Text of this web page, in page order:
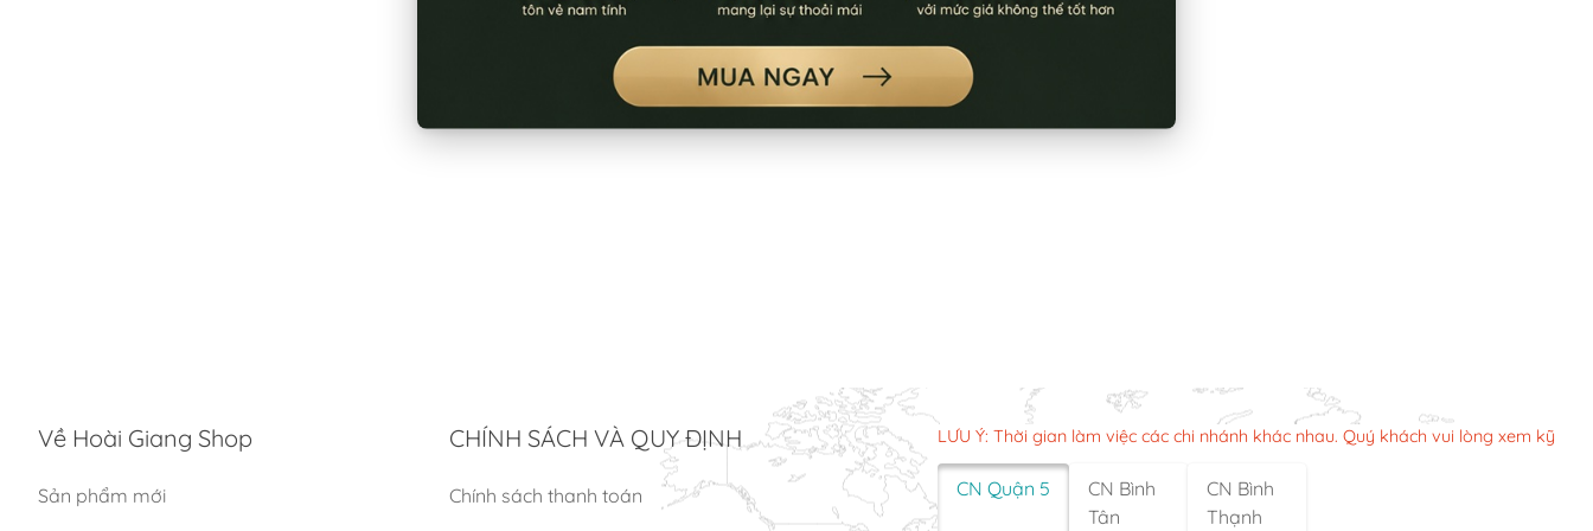
Về Hoài Giang Shop
Sản phẩm mới
CHÍNH SÁCH VÀ QUY ĐỊNH
Chính sách thanh toán
LƯU Ý: Thời gian làm việc các chi nhánh khác nhau. Quý khách vui lòng xem kỹ
CN Quận 5
CN Bình
Tân
CN Bình
Thạnh